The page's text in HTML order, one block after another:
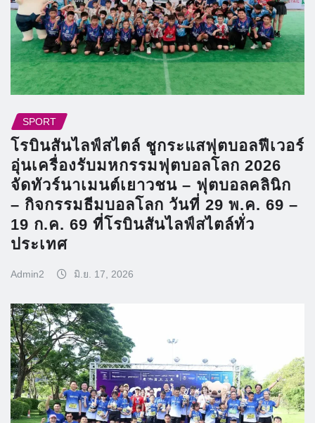
SPORT
โรบินสันไลฟ์สไตล์ ชูกระแสฟุตบอลฟีเวอร์
อุ่นเครื่องรับมหกรรมฟุตบอลโลก 2026
จัดทัวร์นาเมนต์เยาวชน – ฟุตบอลคลินิก
– กิจกรรมธีมบอลโลก วันที่ 29 พ.ค. 69 –
19 ก.ค. 69 ที่โรบินสันไลฟ์สไตล์ทั่ว
ประเทศ
Admin2 มิ.ย. 17, 2026